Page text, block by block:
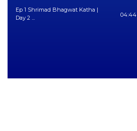
Ep 1 Shrimad Bhagwat Katha |
Day 2 ...
04:44